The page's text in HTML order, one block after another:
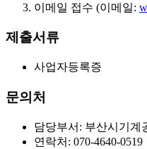
이메일 접수 (이메일:
제출서류
사업자등록증
문의처
담당부서: 부산시기계
연락처: 070-4640-0519